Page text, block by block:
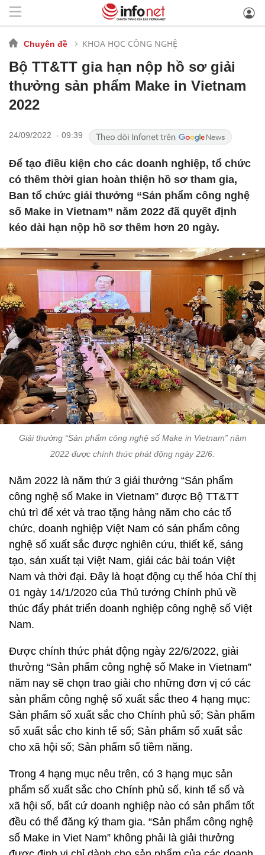
Chuyên đề KHOA HỌC CÔNG NGHỆ
Bộ TT&TT gia hạn nộp hồ sơ giải
thưởng sản phẩm Make in Vietnam
2022
24/09/2022 - 09:39
Để tạo điều kiện cho các doanh nghiệp, tổ chức
có thêm thời gian hoàn thiện hồ sơ tham gia,
Ban tổ chức giải thưởng “Sản phẩm công nghệ
số Make in Vietnam” năm 2022 đã quyết định
kéo dài hạn nộp hồ sơ thêm hơn 20 ngày.
Giải thưởng “Sản phẩm công nghệ số Make in Vietnam” năm
2022 được chính thức phát động ngày 22/6.
Năm 2022 là năm thứ 3 giải thưởng “Sản phẩm
công nghệ số Make in Vietnam” được Bộ TT&TT
chủ trì để xét và trao tặng hàng năm cho các tổ
chức, doanh nghiệp Việt Nam có sản phẩm công
nghệ số xuất sắc được nghiên cứu, thiết kế, sáng
tạo, sản xuất tại Việt Nam, giải các bài toán Việt
Nam và thời đại. Đây là hoạt động cụ thể hóa Chỉ thị
01 ngày 14/1/2020 của Thủ tướng Chính phủ về
thúc đẩy phát triển doanh nghiệp công nghệ số Việt
Nam.
Được chính thức phát động ngày 22/6/2022, giải
thưởng “Sản phẩm công nghệ số Make in Vietnam”
năm nay sẽ chọn trao giải cho những đơn vị có các
sản phẩm công nghệ số xuất sắc theo 4 hạng mục:
Sản phẩm số xuất sắc cho Chính phủ số; Sản phẩm
số xuất sắc cho kinh tế số; Sản phẩm số xuất sắc
cho xã hội số; Sản phẩm số tiềm năng.
Trong 4 hạng mục nêu trên, có 3 hạng mục sản
phẩm số xuất sắc cho Chính phủ số, kinh tế số và
xã hội số, bất cứ doanh nghiệp nào có sản phẩm tốt
đều có thể đăng ký tham gia. “Sản phẩm công nghệ
số Make in Viet Nam” không phải là giải thưởng